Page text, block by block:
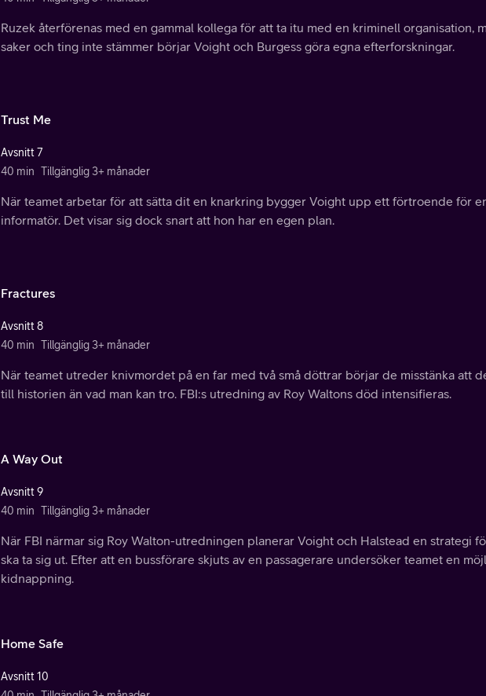
Ruzek återförenas med en gammal kollega för att ta itu med en kriminell organisation,
saker och ting inte stämmer börjar Voight och Burgess göra egna efterforskningar.
Trust Me
Avsnitt 7
40 min Tillgänglig 3+ månader
När teamet arbetar för att sätta dit en knarkring bygger Voight upp ett förtroende för
informatör. Det visar sig dock snart att hon har en egen plan.
Fractures
Avsnitt 8
40 min Tillgänglig 3+ månader
När teamet utreder knivmordet på en far med två små döttrar börjar de misstänka att
till historien än vad man kan tro. FBI:s utredning av Roy Waltons död intensifieras.
A Way Out
Avsnitt 9
40 min Tillgänglig 3+ månader
När FBI närmar sig Roy Walton-utredningen planerar Voight och Halstead en strategi
ska ta sig ut. Efter att en bussförare skjuts av en passagerare undersöker teamet en
kidnappning.
Home Safe
Avsnitt 10